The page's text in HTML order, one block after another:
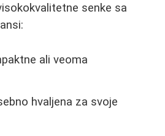
senke sa
ali veoma
hvaljena za svoje